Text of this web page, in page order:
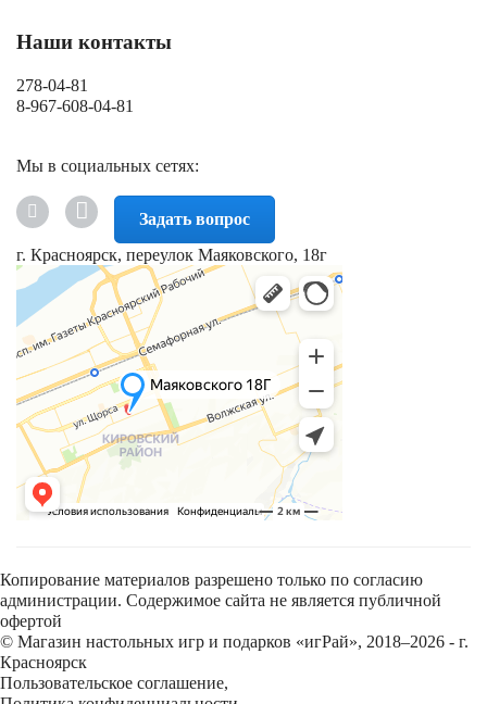
Наши контакты
278-04-81
8-967-608-04-81
Мы в социальных сетях:
Задать вопрос
г. Красноярск, переулок Маяковского, 18г
Копирование материалов разрешено только по согласию
администрации. Содержимое сайта не является публичной
офертой
© Магазин настольных игр и подарков «игРай», 2018–2026 - г.
Красноярск
Пользовательское соглашение,